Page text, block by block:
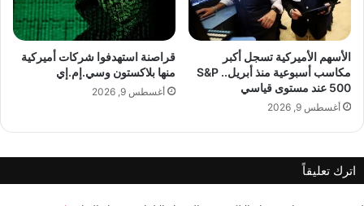
lebanonpress.xyz — كارول عطية تخطف الأنظار بقميص
المنتخب البرازيلي
ب
ا
ل
ب
ر
ي
ل
الأسهم الأميركية تسجل أكبر
مكاسب أسبوعية منذ أبريل.. S&P
500 عند مستوى قياسي
أغسطس 9, 2026
قراصنة استهدفوا شركات أميركية
منها بلاكستون وسي.إم.إي
أغسطس 9, 2026
اترك تعليقاً